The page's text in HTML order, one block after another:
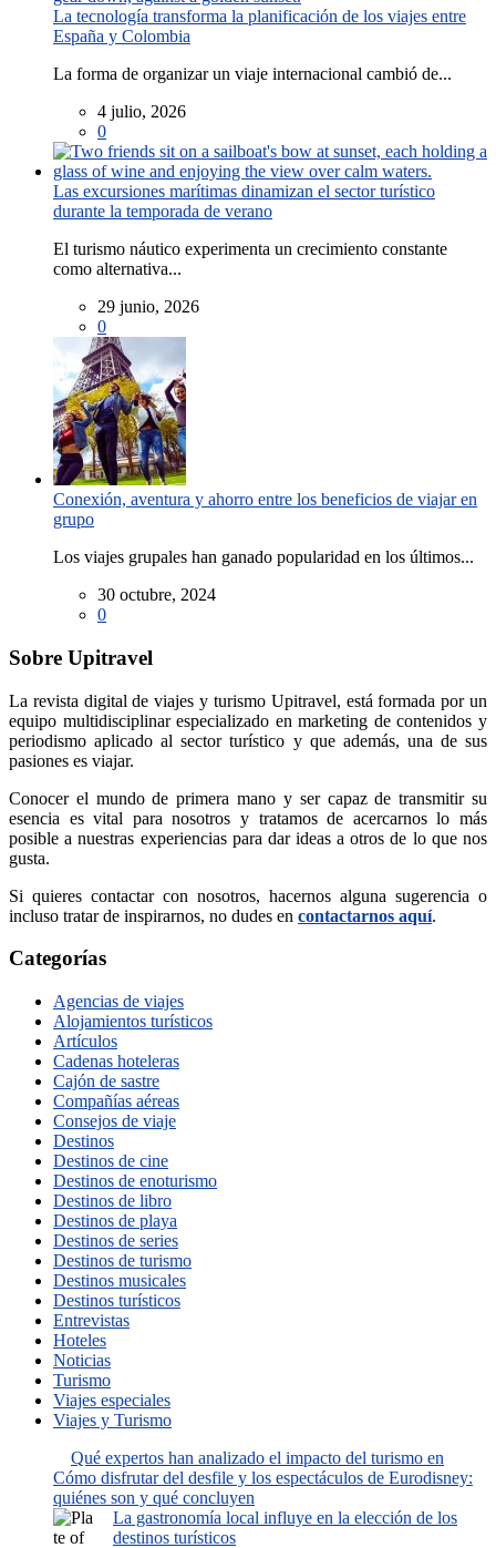
La tecnología transforma la planificación de los viajes entre
España y Colombia
La forma de organizar un viaje internacional cambió de...
4 julio, 2026
0
Las excursiones marítimas dinamizan el sector turístico
durante la temporada de verano
El turismo náutico experimenta un crecimiento constante
como alternativa...
29 junio, 2026
0
Conexión, aventura y ahorro entre los beneficios de viajar en
grupo
Los viajes grupales han ganado popularidad en los últimos...
30 octubre, 2024
0
Sobre Upitravel
La revista digital de viajes y turismo Upitravel, está formada por un
equipo multidisciplinar especializado en marketing de contenidos y
periodismo aplicado al sector turístico y que además, una de sus
pasiones es viajar.
Conocer el mundo de primera mano y ser capaz de transmitir su
esencia es vital para nosotros y tratamos de acercarnos lo más
posible a nuestras experiencias para dar ideas a otros de lo que nos
gusta.
Si quieres contactar con nosotros, hacernos alguna sugerencia o
incluso tratar de inspirarnos, no dudes en contactarnos aquí.
Categorías
Agencias de viajes
Alojamientos turísticos
Artículos
Cadenas hoteleras
Cajón de sastre
Compañías aéreas
Consejos de viaje
Destinos
Destinos de cine
Destinos de enoturismo
Destinos de libro
Destinos de playa
Destinos de series
Destinos de turismo
Destinos musicales
Destinos turísticos
Entrevistas
Hoteles
Noticias
Turismo
Viajes especiales
Viajes y Turismo
Qué expertos han analizado el impacto del turismo en
Cómo disfrutar del desfile y los espectáculos de Eurodisney:
quiénes son y qué concluyen
La gastronomía local influye en la elección de los
destinos turísticos